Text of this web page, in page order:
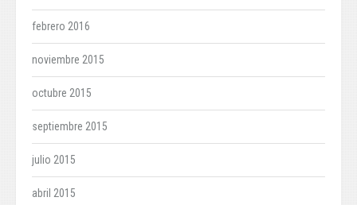
febrero 2016
noviembre 2015
octubre 2015
septiembre 2015
julio 2015
abril 2015